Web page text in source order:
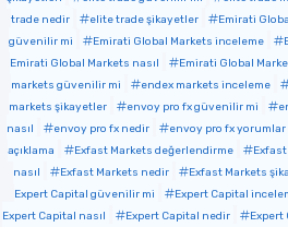
trade nedir
elite trade şikayetler Emirati
güvenilir mi
Emirati Global Markets inceleme
Emirati Global Markets nasıl
Emirati Global
markets güvenilir mi
endex markets inceleme
markets şikayetler
envoy pro fx güvenilir mi
nasıl
envoy pro fx nedir envoy pro fx yorumlar
açıklama
Exfast Markets değerlendirme
nasıl
Exfast Markets nedir Exfast Markets
Expert Capital güvenilir mi
Expert Capital
Expert Capital nasıl
Expert Capital nedir Expert